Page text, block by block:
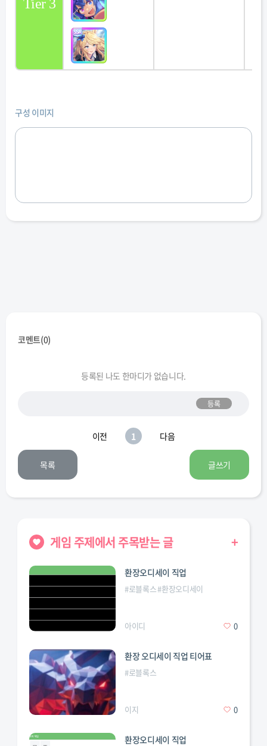
Tier 3
구성 이미지
코멘트(0)
등록된 나도 한마디가 없습니다.
등록
이전 1 다음
목록 글쓰기
게임 주제에서 주목받는 글 +
환장오디세이 직업
#로블록스#환장오디세이
아이디 0
환장 오디세이 직업 티어표
#로블록스
이지 0
환장오디세이 직업